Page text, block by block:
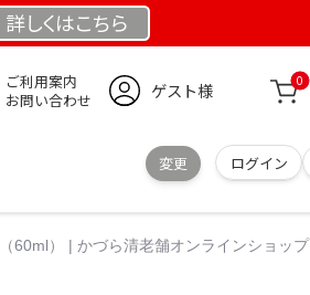
詳しくはこちら
ご利用案内
お問い合わせ
ゲスト様 0
変更 ログイン
） | かづら清老舗オンラインショップ